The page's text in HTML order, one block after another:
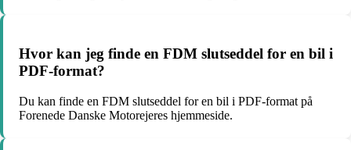
Hvor kan jeg finde en FDM slutseddel for en bil i
PDF-format?
Du kan finde en FDM slutseddel for en bil i PDF-format på
Forenede Danske Motorejeres hjemmeside.